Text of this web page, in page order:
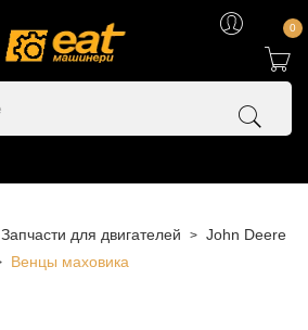
0
Запчасти для двигателей
John Deere
Венцы маховика